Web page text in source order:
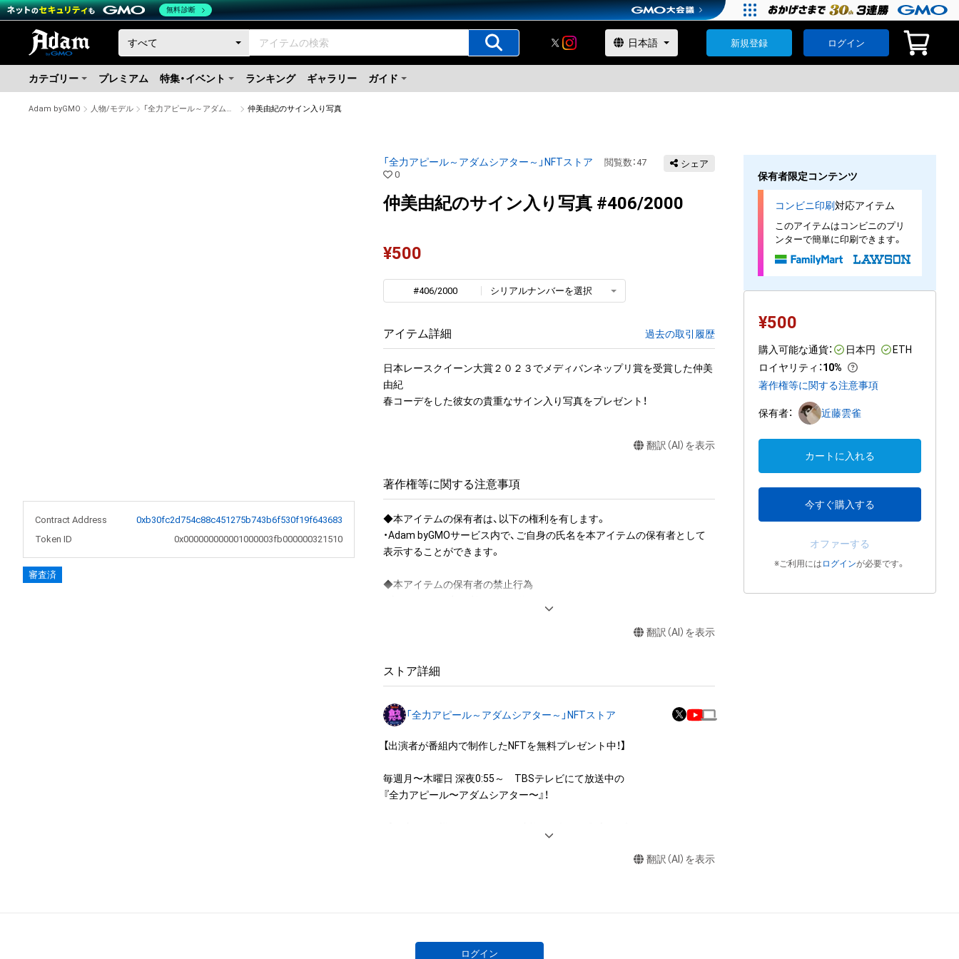
新規登録 ログイン
カテゴリー プレミアム 特集・イベント ランキング ギャラリー ガイド
Adam byGMO 人物/モデル 「全力アピール～アダムシアター～」NFTストア 仲美由紀のサイン入り写真
Contract Address
0xb30fc2d754c88c451275b743b6f530f19f643683
Token ID
0x000000000001000003fb000000321510
審査済
「全力アピール～アダムシアター～」NFTストア 閲覧数 ：47
0
シェア
仲美由紀のサイン入り写真 #406/2000
¥500
#406/2000 シリアルナンバーを選択
アイテム詳細 過去の取引履歴
日本レースクイーン大賞２０２３でメディバンネップリ賞を受賞した仲美
由紀
春コーデをした彼女の貴重なサイン入り写真をプレゼント！
翻訳（AI）を表示
著作権等に関する注意事項
◆本アイテムの保有者は、以下の権利を有します。
・Adam byGMOサービス内で、ご自身の氏名を本アイテムの保有者として
表示することができます。
◆本アイテムの保有者の禁止行為
◆本アイテムに関する注意事項
・本アイテムに関する創作物(画像および映像、音楽、商標またはロゴ等を含
用新案権、商標権、意匠権その他の知的財産権(それらの権利を取得し、又は
は、本アイテムの著作権を有する方、著作隣接権の権利者またはその管理委
有していたとしても、本アイテムに関する創作物にかかる知的財産権を有
することを意味しません。
を受けている者からの事前の同意なしに、上記の「本アイテムの保有者が有
(改変、公開、配布、逆コンパイル、リバースエンジニアリングを含みますが、
翻訳（AI）を表示
ストア詳細
「全力アピール～アダムシアター～」NFTストア
【出演者が番組内で制作したNFTを無料プレゼント中！】
毎週月〜木曜日 深夜0:55～　TBSテレビにて放送中の
『全力アピール〜アダムシアター〜』！
そのパフォーマンスや特技をNFT化して視聴者の皆さんに無料でプレゼン
TBSテレビおよび番組は、NFTの出品に関わる手続き・権利には関与してお
翻訳（AI）を表示
保有者限定コンテンツ
コンビニ印刷対応アイテム
このアイテムはコンビニのプリ
ンターで簡単に印刷できます。
¥500
購入可能な通貨： 日本円
ETH
ロイヤリティ ：10%
著作権等に関する注意事項
保有者： 近藤雲雀
カートに入れる
今すぐ購入する
オファーする
※ご利用には ログインが必要です。
ログイン
無料診断